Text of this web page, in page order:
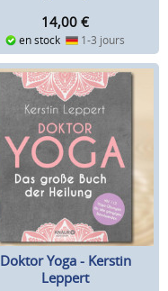
14,00 €
en stock 1-3 jours
Doktor Yoga - Kerstin
Leppert